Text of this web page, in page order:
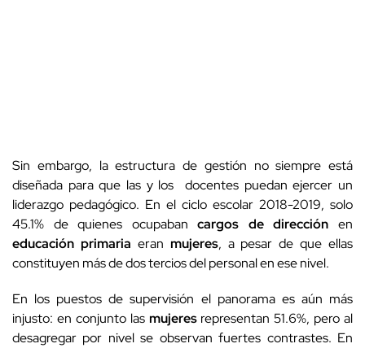
Sin embargo, la estructura de gestión no siempre está
diseñada para que las y los docentes puedan ejercer un
liderazgo pedagógico. En el ciclo escolar 2018-2019, solo
45.1% de quienes ocupabancargos de dirección en
educación primaria eran mujeres, a pesar de que ellas
constituyen más de dos tercios del personal en ese nivel.
En los puestos de supervisión el panorama es aún más
injusto: en conjunto las mujeresrepresentan 51.6%, pero al
desagregar por nivel se observan fuertes contrastes. En